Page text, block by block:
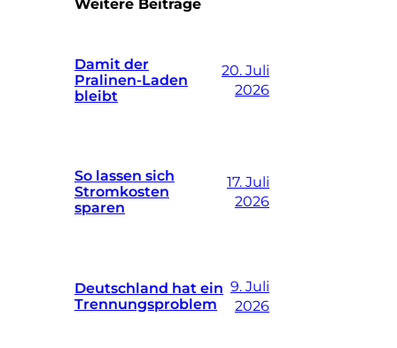
Damit der
Pralinen-Laden
bleibt
20. Juli
2026
So lassen sich
Stromkosten
sparen
17. Juli
2026
Deutschland hat ein
Trennungsproblem
9. Juli
2026